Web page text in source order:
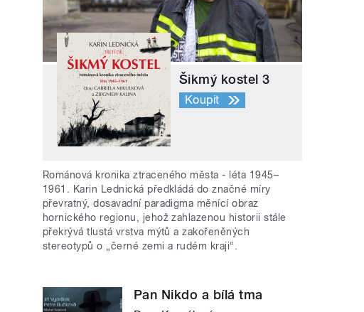
Šikmý kostel 3
Koupit
Románová kronika ztraceného města - léta 1945–
1961. Karin Lednická předkládá do značné míry
převratný, dosavadní paradigma měnící obraz
hornického regionu, jehož zahlazenou historii stále
překrývá tlustá vrstva mýtů a zakořeněných
stereotypů o „černé zemi a rudém kraji“.
Pan Nikdo a bílá tma